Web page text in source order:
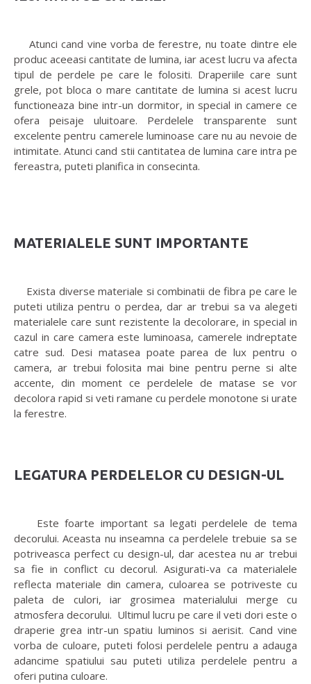
Atunci cand vine vorba de ferestre, nu toate dintre ele
produc aceeasi cantitate de lumina, iar acest lucru va afecta
tipul de perdele pe care le folositi. Draperiile care sunt
grele, pot bloca o mare cantitate de lumina si acest lucru
functioneaza bine intr-un dormitor, in special in camere ce
ofera peisaje uluitoare. Perdelele transparente sunt
excelente pentru camerele luminoase care nu au nevoie de
intimitate. Atunci cand stii cantitatea de lumina care intra pe
fereastra, puteti planifica in consecinta.
MATERIALELE SUNT IMPORTANTE
Exista diverse materiale si combinatii de fibra pe care le
puteti utiliza pentru o perdea, dar ar trebui sa va alegeti
materialele care sunt rezistente la decolorare, in special in
cazul in care camera este luminoasa, camerele indreptate
catre sud. Desi matasea poate parea de lux pentru o
camera, ar trebui folosita mai bine pentru perne si alte
accente, din moment ce perdelele de matase se vor
decolora rapid si veti ramane cu perdele monotone si urate
la ferestre.
LEGATURA PERDELELOR CU DESIGN-UL
Este foarte important sa legati perdelele de tema
decorului. Aceasta nu inseamna ca perdelele trebuie sa se
potriveasca perfect cu design-ul, dar acestea nu ar trebui
sa fie in conflict cu decorul. Asigurati-va ca materialele
reflecta materiale din camera, culoarea se potriveste cu
paleta de culori, iar grosimea materialului merge cu
atmosfera decorului. Ultimul lucru pe care il veti dori este o
draperie grea intr-un spatiu luminos si aerisit. Cand vine
vorba de culoare, puteti folosi perdelele pentru a adauga
adancime spatiului sau puteti utiliza perdelele pentru a
oferi putina culoare.